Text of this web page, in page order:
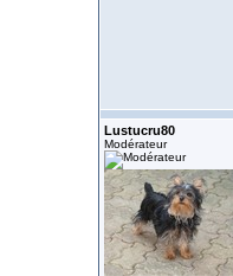
Lustucru80
Modérateur